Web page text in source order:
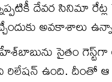
దేవర సినిమా
అవకాశాలు
సైతం
ఉంది. దీంతో ఆ